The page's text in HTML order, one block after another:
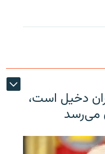
دخیل است،
می‌رسد